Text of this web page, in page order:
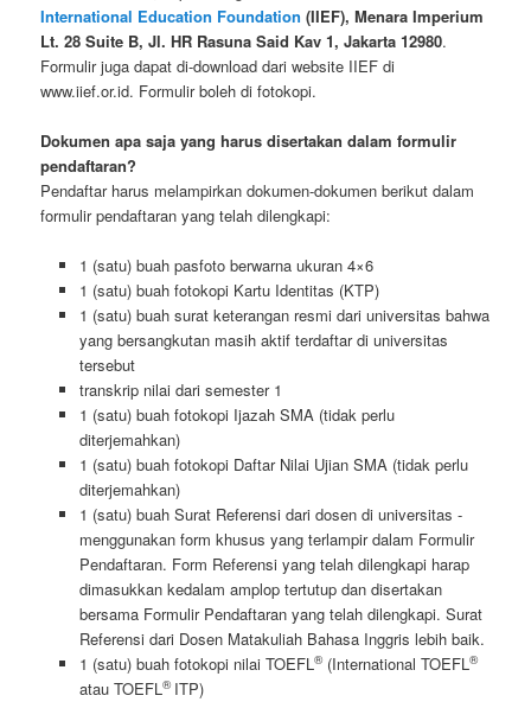
International Education Foundation (IIEF), Menara Imperium
Lt. 28 Suite B, Jl. HR Rasuna Said Kav 1, Jakarta 12980.
Formulir juga dapat di-download dari website IIEF di
www.iief.or.id. Formulir boleh di fotokopi.
Dokumen apa saja yang harus disertakan dalam formulir
pendaftaran?
Pendaftar harus melampirkan dokumen-dokumen berikut dalam
formulir pendaftaran yang telah dilengkapi:
1 (satu) buah pasfoto berwarna ukuran 4×6
1 (satu) buah fotokopi Kartu Identitas (KTP)
1 (satu) buah surat keterangan resmi dari universitas bahwa
yang bersangkutan masih aktif terdaftar di universitas
tersebut
transkrip nilai dari semester 1
1 (satu) buah fotokopi Ijazah SMA (tidak perlu
diterjemahkan)
1 (satu) buah fotokopi Daftar Nilai Ujian SMA (tidak perlu
diterjemahkan)
1 (satu) buah Surat Referensi dari dosen di universitas -
menggunakan form khusus yang terlampir dalam Formulir
Pendaftaran. Form Referensi yang telah dilengkapi harap
dimasukkan kedalam amplop tertutup dan disertakan
bersama Formulir Pendaftaran yang telah dilengkapi. Surat
Referensi dari Dosen Matakuliah Bahasa Inggris lebih baik.
1 (satu) buah fotokopi nilai TOEFL®(International TOEFL®
atau TOEFL® ITP)